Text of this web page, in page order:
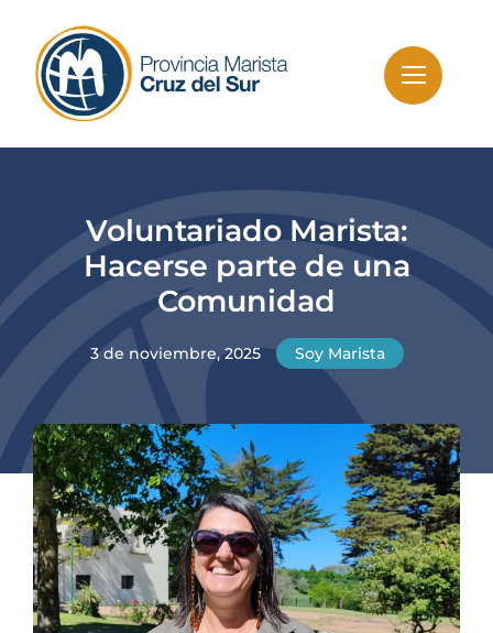
content
Voluntariado Marista:
Hacerse parte de una
Comunidad
3 de noviembre, 2025 Soy Marista